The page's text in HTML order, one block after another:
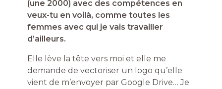
(une 2000) avec des compétences en
veux-tu en voilà, comme toutes les
femmes avec qui je vais travailler
d’ailleurs.
Elle lève la tête vers moi et elle me
demande de vectoriser un logo qu’elle
vient de m’envoyer par Google Drive… Je